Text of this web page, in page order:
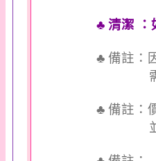
♣ 清潔 ：
♣ 備註：
需依實
♣ 備註：
並交付